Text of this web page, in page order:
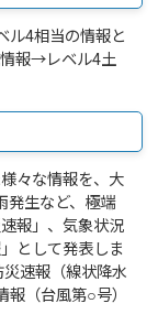
ル4相当の情報と
情報→レベル4土
々な情報を、大
発生など、極端
報」、気象状況
として発表しま
速報（線状降水
（台風第○号）